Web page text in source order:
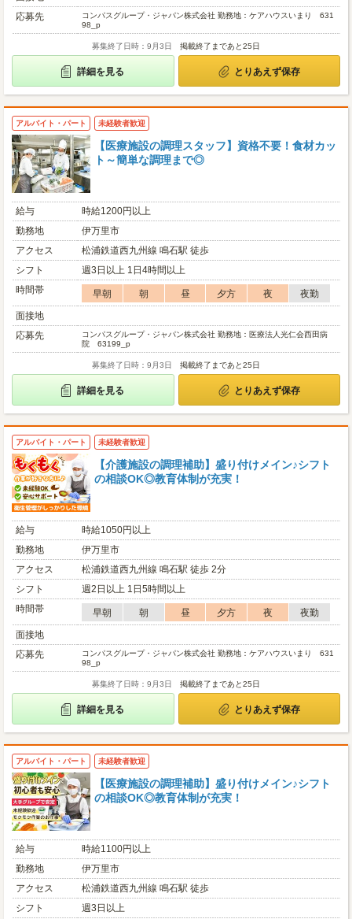
応募先
コンパスグループ・ジャパン株式会社 勤務地：ケアハウスいまり 631
98_p
募集終了日時：9月3日 掲載終了まであと25日
詳細を見る とりあえず保存
アルバイト・パート 未経験者歓迎
【医療施設の調理スタッフ】資格不要！食材カッ
ト～簡単な調理まで◎
給与
時給1200円以上
勤務地
伊万里市
アクセス
松浦鉄道西九州線 鳴石駅 徒歩
シフト
週3日以上 1日4時間以上
時間帯
早朝 朝 昼 夕方 夜
夜勤
面接地
応募先
コンパスグループ・ジャパン株式会社 勤務地：医療法人光仁会西田病
院 63199_p
募集終了日時：9月3日 掲載終了まであと25日
詳細を見る とりあえず保存
アルバイト・パート 未経験者歓迎
【介護施設の調理補助】盛り付けメイン♪シフト
の相談OK◎教育体制が充実！
給与
時給1050円以上
勤務地
伊万里市
アクセス
松浦鉄道西九州線 鳴石駅 徒歩 2分
シフト
週2日以上 1日5時間以上
時間帯
早朝 朝 昼 夕方 夜
夜勤
面接地
応募先
コンパスグループ・ジャパン株式会社 勤務地：ケアハウスいまり 631
98_p
募集終了日時：9月3日 掲載終了まであと25日
詳細を見る とりあえず保存
アルバイト・パート 未経験者歓迎
【医療施設の調理補助】盛り付けメイン♪シフト
の相談OK◎教育体制が充実！
給与
時給1100円以上
勤務地
伊万里市
アクセス
松浦鉄道西九州線 鳴石駅 徒歩
シフト
週3日以上